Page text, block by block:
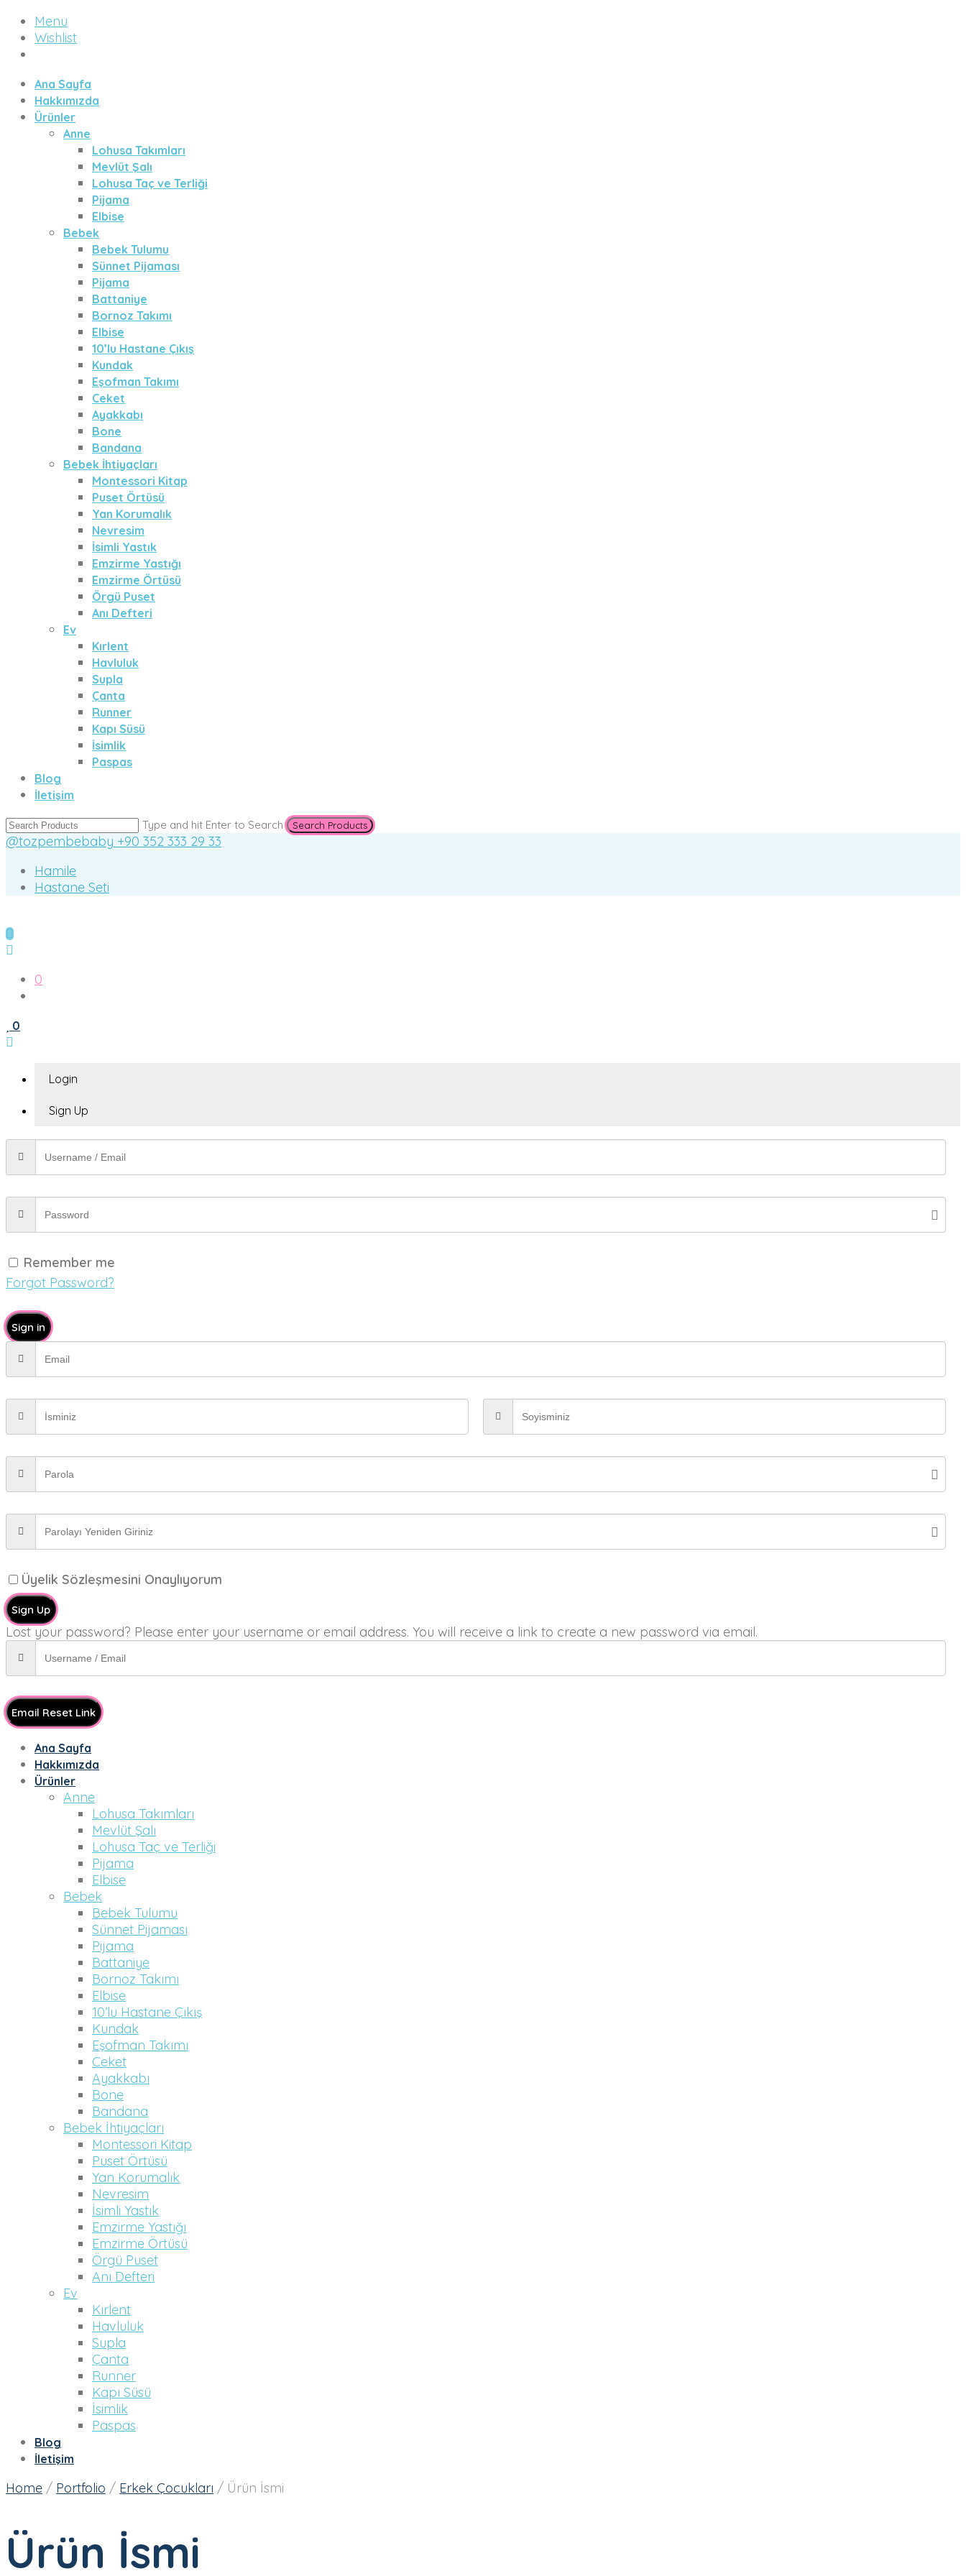
Menu
Wishlist
Ana Sayfa
Hakkımızda
Ürünler
Anne
Lohusa Takımları
Mevlüt Şalı
Lohusa Taç ve Terliği
Pijama
Elbise
Bebek
Bebek Tulumu
Sünnet Pijaması
Pijama
Battaniye
Bornoz Takımı
Elbise
10’lu Hastane Çıkış
Kundak
Eşofman Takımı
Ceket
Ayakkabı
Bone
Bandana
Bebek İhtiyaçları
Montessori Kitap
Puset Örtüsü
Yan Korumalık
Nevresim
İsimli Yastık
Emzirme Yastığı
Emzirme Örtüsü
Örgü Puset
Anı Defteri
Ev
Kırlent
Havluluk
Supla
Çanta
Runner
Kapı Süsü
İsimlik
Paspas
Blog
İletişim
Type and hit Enter to Search
@tozpembebaby +90 352 333 29 33
Hamile
Hastane Seti
0
0
Login
Sign Up
Remember me
Forgot Password?
Sign in
Üyelik Sözleşmesini Onaylıyorum
Sign Up
Lost your password? Please enter your username or email address. You will receive a link to create a new password via email.
Email Reset Link
Ana Sayfa
Hakkımızda
Ürünler
Anne
Lohusa Takımları
Mevlüt Şalı
Lohusa Taç ve Terliği
Pijama
Elbise
Bebek
Bebek Tulumu
Sünnet Pijaması
Pijama
Battaniye
Bornoz Takımı
Elbise
10’lu Hastane Çıkış
Kundak
Eşofman Takımı
Ceket
Ayakkabı
Bone
Bandana
Bebek İhtiyaçları
Montessori Kitap
Puset Örtüsü
Yan Korumalık
Nevresim
İsimli Yastık
Emzirme Yastığı
Emzirme Örtüsü
Örgü Puset
Anı Defteri
Ev
Kırlent
Havluluk
Supla
Çanta
Runner
Kapı Süsü
İsimlik
Paspas
Blog
İletişim
Home / Portfolio / Erkek Çocukları / Ürün İsmi
Ürün İsmi